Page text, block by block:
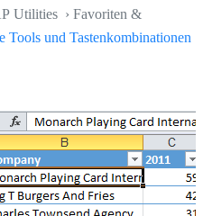
Utilities › Favoriten &
Tools und Tastenkombinationen